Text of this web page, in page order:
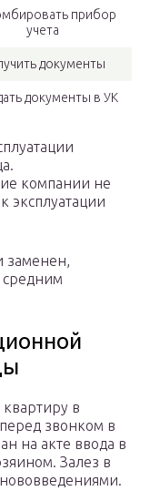
прибор
учета
документы
документы в УК
компании не
эксплуатации
заменен,
средним
в
звонком в
на акте ввода в
Залез в